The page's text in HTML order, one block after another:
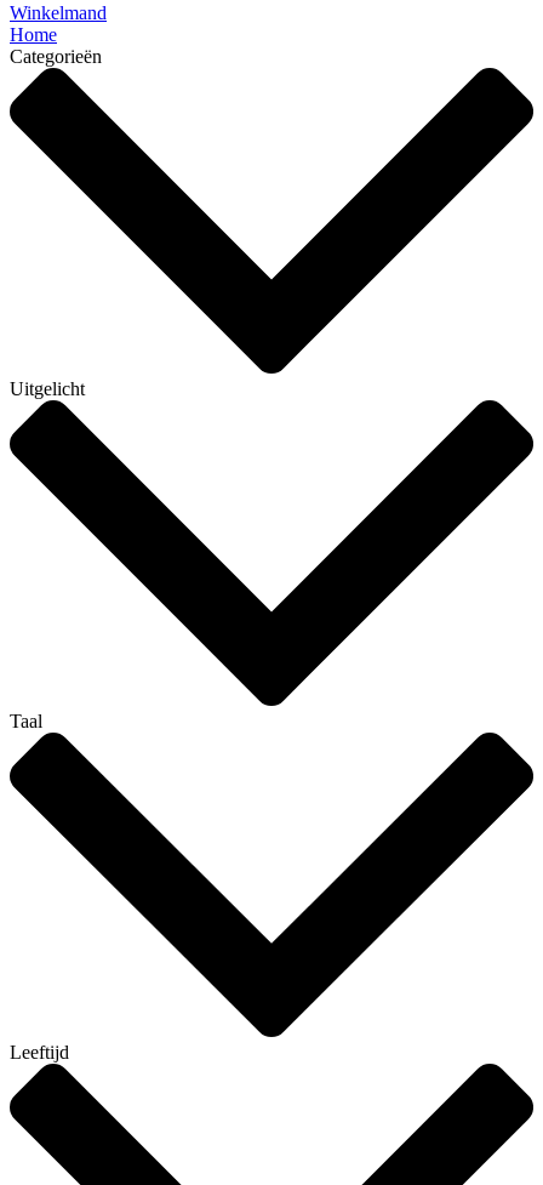
Winkelmand
Home
Categorieën
Uitgelicht
Taal
Leeftijd